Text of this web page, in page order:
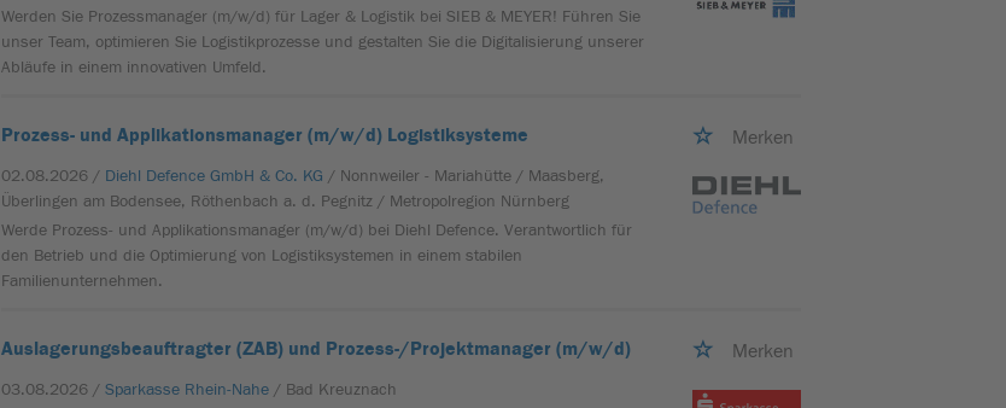
Werden Sie Prozessmanager (m/w/d) für Lager & Logistik bei SIEB & MEYER! Führen Sie
unser Team, optimieren Sie Logistikprozesse und gestalten Sie die Digitalisierung unserer
Abläufe in einem innovativen Umfeld.
Prozess- und Applikationsmanager (m/w/d) Logistiksysteme Merken
02.08.2026 / Diehl Defence GmbH & Co. KG / Nonnweiler - Mariahütte / Maasberg,
Überlingen am Bodensee, Röthenbach a. d. Pegnitz / Metropolregion Nürnberg
Werde Prozess- und Applikationsmanager (m/w/d) bei Diehl Defence. Verantwortlich für
den Betrieb und die Optimierung von Logistiksystemen in einem stabilen
Familienunternehmen.
Auslagerungsbeauftragter (ZAB) und Prozess-/Projektmanager (m/w/d) Merken
03.08.2026 /Sparkasse Rhein-Nahe / Bad Kreuznach